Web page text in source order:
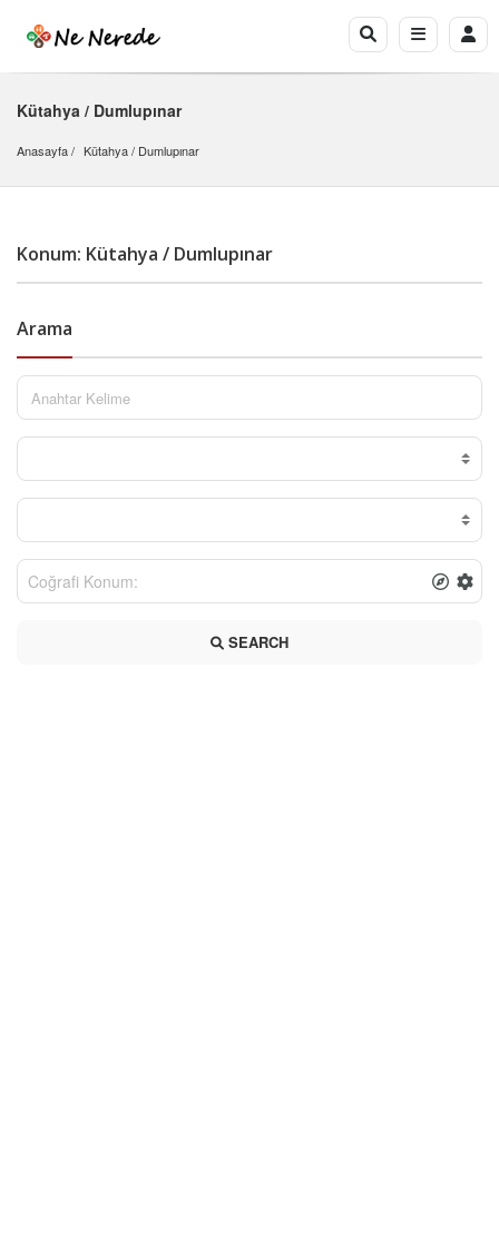
Kütahya / Dumlupınar
Anasayfa Kütahya / Dumlupınar
Konum: Kütahya / Dumlupınar
Arama
SEARCH